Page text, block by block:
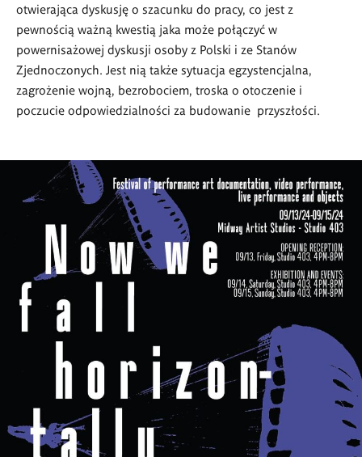
otwierająca dyskusję o szacunku do pracy, co jest z
pewnością ważną kwestią jaka może połączyć w
powernisażowej dyskusji osoby z Polski i ze Stanów
Zjednoczonych. Jest nią także sytuacja egzystencjalna,
zagrożenie wojną, bezrobociem, troska o otoczenie i
poczucie odpowiedzialności za budowanie przyszłości.